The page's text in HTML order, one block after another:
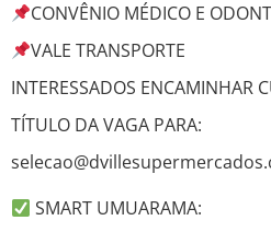
CONVÊNIO MÉDICO E
VALE TRANSPORTE
INTERESSADOS ENCAMINHAR
TÍTULO DA VAGA PARA:
SMART UMUARAMA: